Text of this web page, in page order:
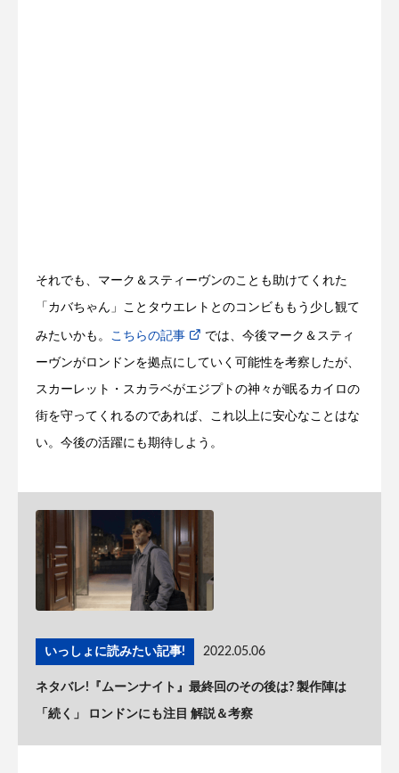
それでも、マーク＆スティーヴンのことも助けてくれた
「カバちゃん」ことタウエレトとのコンビももう少し観て
みたいかも。 こちらの記事 では、今後マーク＆スティ
ーヴンがロンドンを拠点にしていく可能性を考察したが、
スカーレット・スカラベがエジプトの神々が眠るカイロの
街を守ってくれるのであれば、これ以上に安心なことはな
い。今後の活躍にも期待しよう。
いっしょに読みたい記事! 2022.05.06
ネタバレ!『ムーンナイト』最終回のその後は? 製作陣は
「続く」 ロンドンにも注目 解説＆考察